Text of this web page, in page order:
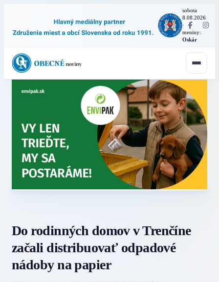
sobota
8.08.2026
·
meniny:
Oskár
Do rodinných domov v Trenčíne
začali distribuovať odpadové
nádoby na papier